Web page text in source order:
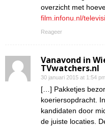
overzicht met
film.infonu.nl/
Reageer
Vanavond in
TVwatchers.nl
30 januari 2015 at 1:54
[…] Pakketjes
koeriersopdracht.
kandidaten door
de juiste locaties.